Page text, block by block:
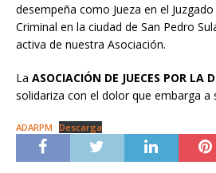
desempeña como Jueza en el
Criminal en la ciudad de San Pedro
activa de nuestra Asociación.
La ASOCIACIÓN DE JUECES POR LA
solidariza con el dolor que embarga a
ADARPM Descarga